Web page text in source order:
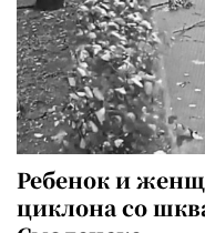
Ребенок и
циклона со